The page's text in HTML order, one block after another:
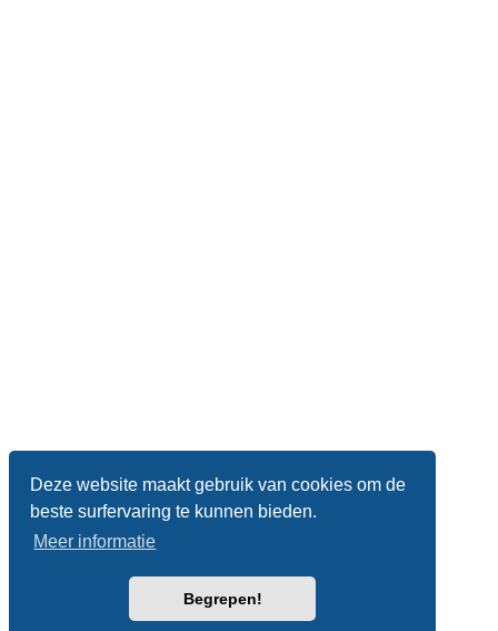
Deze website maakt gebruik van cookies om de
beste surfervaring te kunnen bieden.
Meer informatie
Begrepen!